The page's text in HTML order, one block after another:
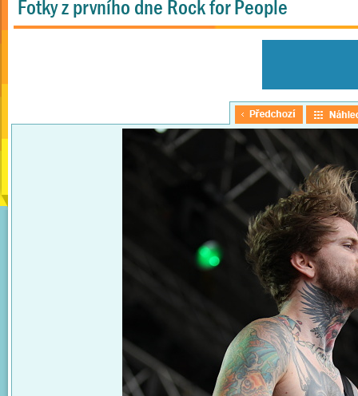
Fotky z prvního dne Rock for People